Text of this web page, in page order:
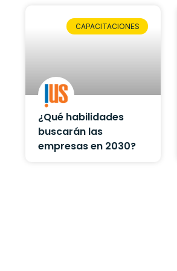
CAPACITACIONES
¿Qué habilidades
buscarán las
empresas en 2030?